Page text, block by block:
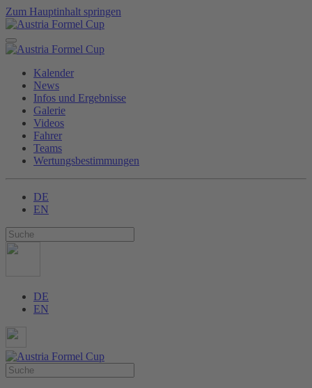
Zum Hauptinhalt springen
Kalender
News
Infos und Ergebnisse
Galerie
Videos
Fahrer
Teams
Wertungsbestimmungen
DE
EN
DE
EN